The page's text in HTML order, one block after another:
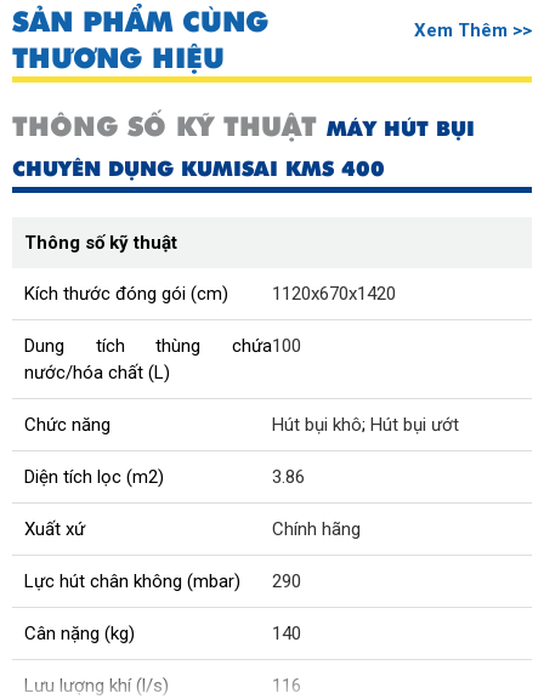
SẢN PHẨM CÙNG
THƯƠNG HIỆU
Xem Thêm >>
THÔNG SỐ KỸ THUẬT MÁY HÚT BỤI
CHUYÊN DỤNG KUMISAI KMS 400
Thông số kỹ thuật
Kích thước đóng gói (cm) 1120x670x1420
Dung tích thùng chứa
nước/hóa chất (L)
100
Chức năng Hút bụi khô; Hút bụi ướt
Diện tích lọc (m2) 3.86
Xuất xứ Chính hãng
Lực hút chân không (mbar) 290
Cân nặng (kg) 140
Lưu lượng khí (l/s) 116